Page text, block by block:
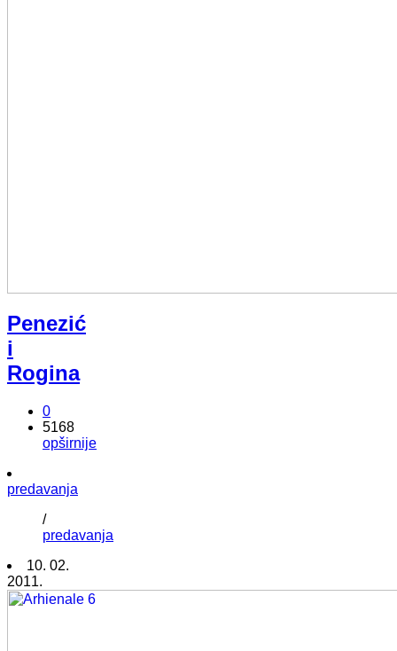
Penezić
i
Rogina
0
5168
opširnije
predavanja
/
predavanja
10. 02.
2011.